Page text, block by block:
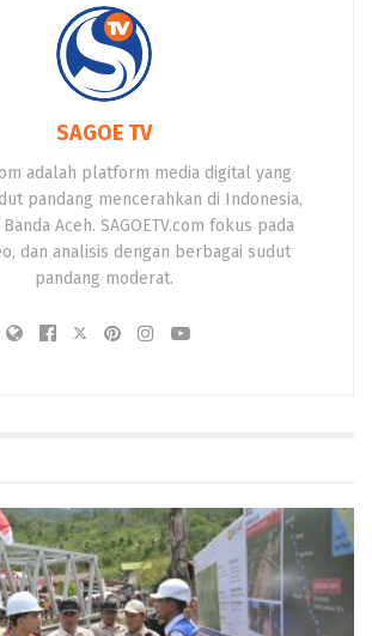
SAGOE TV
adalah platform media digital yang
pandang mencerahkan di Indonesia,
Aceh. SAGOETV.com fokus pada
dan analisis dengan berbagai sudut
pandang moderat.